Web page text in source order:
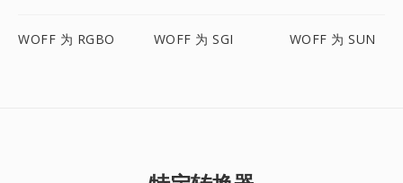
WOFF 为 RGBO WOFF 为 SGI WOFF 为 SUN